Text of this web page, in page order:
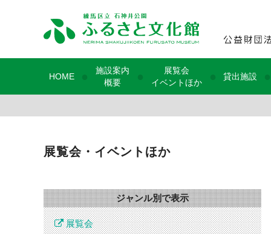
HOME
施設案内
概要
展覧会
イベントほか
貸出施設
展覧会・イベントほか
ジャンル別で表示
展覧会